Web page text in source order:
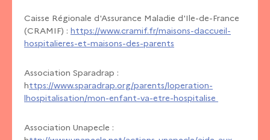
Caisse Régionale d'Assurance Maladie d'Ile-de-France
(CRAMIF) : https://www.cramif.fr/maisons-daccueil-
hospitalieres-et-maisons-des-parents
Association Sparadrap :
https://www.sparadrap.org/parents/loperation-
lhospitalisation/mon-enfant-va-etre-hospitalise
Association Unapecle :